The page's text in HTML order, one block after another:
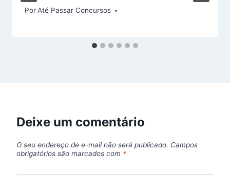
PorAté Passar Concursos
Deixe um comentário
O seu endereço de e-mail não será publicado. Campos
obrigatórios são marcados com *